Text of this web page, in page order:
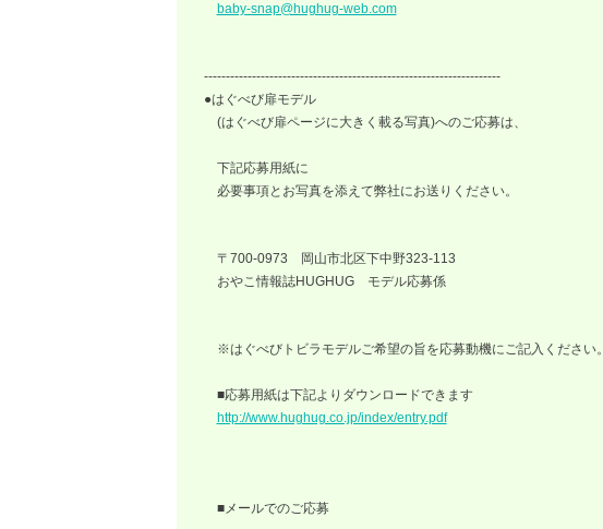
baby-snap@hughug-web.com
--------------------------------------------------------------------
●はぐべび扉モデル
(はぐべび扉ページに大きく載る写真)へのご応募は、
下記応募用紙に
必要事項とお写真を添えて弊社にお送りください。
〒700-0973 岡山市北区下中野323-113
おやこ情報誌HUGHUG モデル応募係
※はぐべびトビラモデルご希望の旨を応募動機にご記入ください。
■応募用紙は下記よりダウンロードできます
http://www.hughug.co.jp/index/entry.pdf
■メールでのご応募